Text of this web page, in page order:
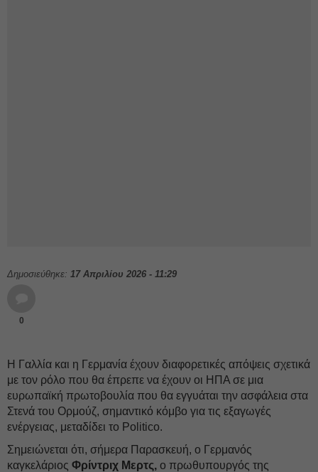
Δημοσιεύθηκε: 17 Απριλίου 2026 - 11:29
0
Η Γαλλία και η Γερμανία έχουν διαφορετικές απόψεις σχετικά
με τον ρόλο που θα έπρεπε να έχουν οι ΗΠΑ σε μια
ευρωπαϊκή πρωτοβουλία που θα εγγυάται την ασφάλεια στα
Στενά του Ορμούζ, σημαντικό κόμβο για τις εξαγωγές
ενέργειας, μεταδίδει το Politico.
Σημειώνεται ότι, σήμερα Παρασκευή, ο Γερμανός
καγκελάριος Φρίντριχ Μερτς, ο πρωθυπουργός της